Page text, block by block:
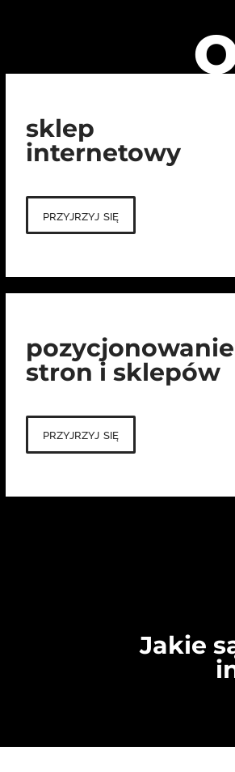
sklep
internetowy
przyjrzyj się
pozycjonowanie
stron i sklepów
przyjrzyj się
Jakie